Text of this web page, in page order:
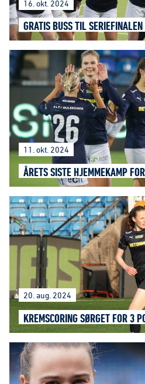
16. okt. 2024
GRATIS BUSS TIL
11. okt. 2024
ÅRETS SISTE HJEMMEKAMP
20. aug. 2024
KREMSCORING SØRGET FOR 3